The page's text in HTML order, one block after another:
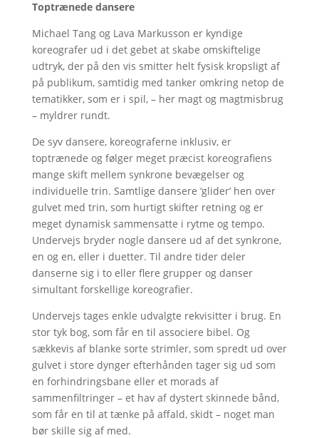
Toptrænede dansere
Michael Tang og Lava Markusson er kyndige
koreografer ud i det gebet at skabe omskiftelige
udtryk, der på den vis smitter helt fysisk kropsligt af
på publikum, samtidig med tanker omkring netop de
tematikker, som er i spil, – her magt og magtmisbrug
– myldrer rundt.
De syv dansere, koreograferne inklusiv, er
toptrænede og følger meget præcist koreografiens
mange skift mellem synkrone bevægelser og
individuelle trin. Samtlige dansere ‘glider’ hen over
gulvet med trin, som hurtigt skifter retning og er
meget dynamisk sammensatte i rytme og tempo.
Undervejs bryder nogle dansere ud af det synkrone,
en og en, eller i duetter. Til andre tider deler
danserne sig i to eller flere grupper og danser
simultant forskellige koreografier.
Undervejs tages enkle udvalgte rekvisitter i brug. En
stor tyk bog, som får en til associere bibel. Og
sækkevis af blanke sorte strimler, som spredt ud over
gulvet i store dynger efterhånden tager sig ud som
en forhindringsbane eller et morads af
sammenfiltringer – et hav af dystert skinnede bånd,
som får en til at tænke på affald, skidt – noget man
bør skille sig af med.